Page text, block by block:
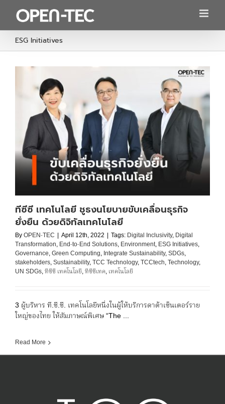
content
ESG Initiatives
ทีซีซี เทคโนโลยี ชูธงนโยบายขับเคลื่อนธุรกิจ
ยั่งยืน ด้วยดิจิทัลเทคโนโลยี
ByOPEN-TEC | April 12th, 2022 | Tags: Digital Inclusivity, Digital
Transformation, End-to-End Solutions, Environment, ESG Initiatives,
Governance,Green Computing, Integrate Sustainability,SDGs,
stakeholders,Sustainability,TCC Technology,TCCtech,Technology,
UN SDGs,ทีซีซี เทคโนโลยี,ทีซีซีเทค, เทคโนโลยี
3 ผู้บริหาร ที.ซี.ซี. เทคโนโลยีหนึ่งในผู้ให้บริการดาต้าเซ็นเตอร์ราย
ใหญ่ของไทย ให้สัมภาษณ์พิเศษ “The ...
Read More